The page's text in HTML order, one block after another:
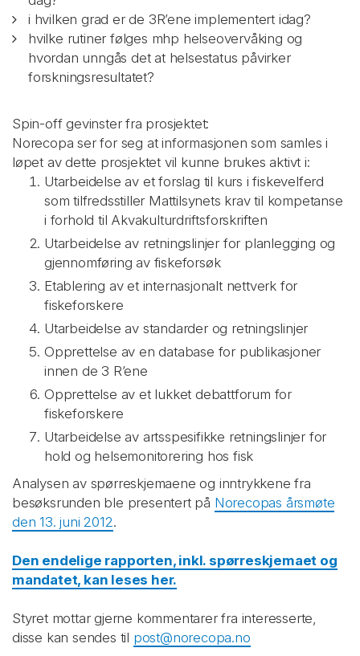
i hvilken grad er de 3R’ene implementert idag?
hvilke rutiner følges mhp helseovervåking og
hvordan unngås det at helsestatus påvirker
forskningsresultatet?
Spin-off gevinster fra prosjektet:
Norecopa ser for seg at informasjonen som samles i
løpet av dette prosjektet vil kunne brukes aktivt i:
Utarbeidelse av et forslag til kurs i fiskevelferd
som tilfredsstiller Mattilsynets krav til kompetanse
i forhold til Akvakulturdriftsforskriften
Utarbeidelse av retningslinjer for planlegging og
gjennomføring av fiskeforsøk
Etablering av et internasjonalt nettverk for
fiskeforskere
Utarbeidelse av standarder og retningslinjer
Opprettelse av en database for publikasjoner
innen de 3 R’ene
Opprettelse av et lukket debattforum for
fiskeforskere
Utarbeidelse av artsspesifikke retningslinjer for
hold og helsemonitorering hos fisk
Analysen av spørreskjemaene og inntrykkene fra
besøksrunden ble presentert på Norecopas årsmøte
den 13. juni 2012.
Den endelige rapporten, inkl. spørreskjemaet og
mandatet, kan leses her.
Styret mottar gjerne kommentarer fra interesserte,
disse kan sendes til post@norecopa.no